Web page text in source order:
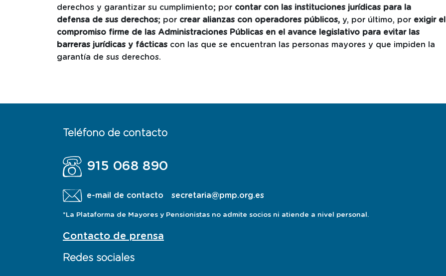
derechos y garantizar su cumplimiento; por contar con las instituciones jurídicas para la
defensa de sus derechos; por crear alianzas con operadores públicos, y, por último, por exigir el
compromiso firme de las Administraciones Públicas en el avance legislativo para evitar las
barreras jurídicas y fácticas con las que se encuentran las personas mayores y que impiden la
garantía de sus derechos.
Teléfono de contacto
915 068 890
e-mail de contacto secretaria@pmp.org.es
*La Plataforma de Mayores y Pensionistas no admite socios ni atiende a nivel personal.
Contacto de prensa
Redes sociales